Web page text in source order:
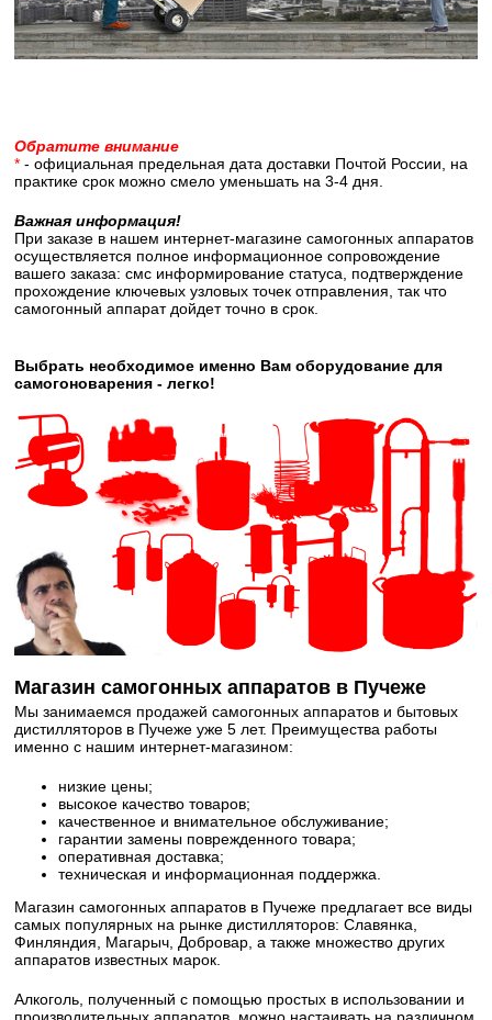
Обратите внимание
* - официальная предельная дата доставки Почтой России, на
практике срок можно смело уменьшать на 3-4 дня.
Важная информация!
При заказе в нашем интернет-магазине самогонных аппаратов
осуществляется полное информационное сопровождение
вашего заказа: смс информирование статуса, подтверждение
прохождение ключевых узловых точек отправления, так что
самогонный аппарат дойдет точно в срок.
Выбрать необходимое именно Вам оборудование для
самогоноварения - легко!
Магазин самогонных аппаратов в Пучеже
Мы занимаемся продажей самогонных аппаратов и бытовых
дистилляторов в Пучеже уже 5 лет. Преимущества работы
именно с нашим интернет-магазином:
низкие цены;
высокое качество товаров;
качественное и внимательное обслуживание;
гарантии замены поврежденного товара;
оперативная доставка;
техническая и информационная поддержка.
Магазин самогонных аппаратов в Пучеже предлагает все виды
самых популярных на рынке дистилляторов: Славянка,
Финляндия, Магарыч, Добровар, а также множество других
аппаратов известных марок.
Алкоголь, полученный с помощью простых в использовании и
производительных аппаратов, можно настаивать на различном